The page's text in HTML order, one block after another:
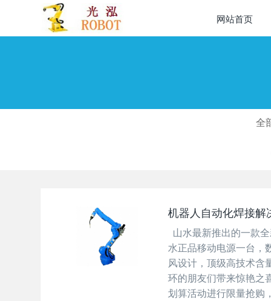
网站首页
全
机器人自动化焊接解
山水最新推出的一款
水正品移动电源一台，
风设计，顶级高技术含
环的朋友们带来惊艳之
划算活动进行限量抢购